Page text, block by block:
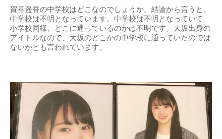
賀喜遥香の中学校はどこなのでしょうか。結論から言うと、
中学校は不明となっています。中学校は不明となっていて、
小学校同様、どこに通っているのかは不明です。大坂出身の
アイドルなので、大坂のどこかの中学校に通っていたのでは
ないかとも言われています。